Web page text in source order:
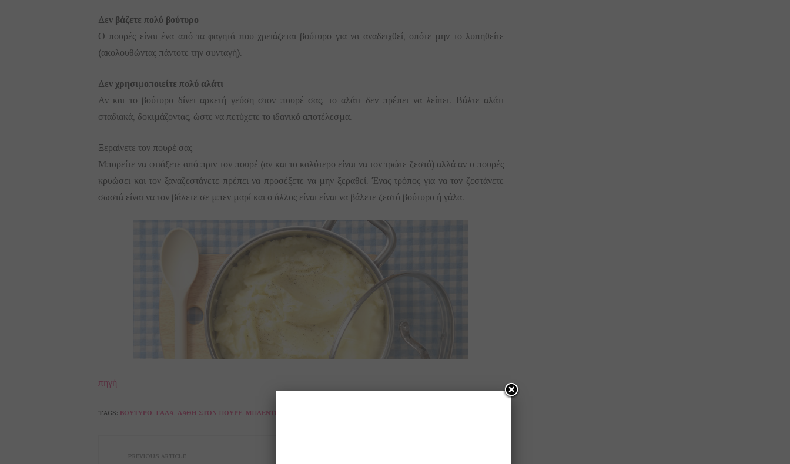
Δεν βάζετε πολύ βούτυρο
Ο πουρές είναι ένα από τα φαγητά που χρειάζεται βούτυρο για να αναδειχθεί, οπότε μην το λυπηθείτε
(ακολουθώντας πάντοτε την συνταγή).
Δεν χρησιμοποιείτε πολύ αλάτι
Αν και το βούτυρο δίνει αρκετή γεύση στον πουρέ σας, το αλάτι δεν πρέπει να λείπει. Βάλτε αλάτι
σταδιακά, δοκιμάζοντας, ώστε να πετύχετε το ιδανικό αποτέλεσμα.
Ξεραίνετε τον πουρέ σας
Μπορείτε να φτιάξετε από πριν τον πουρέ (αν και το καλύτερο είναι να τον τρώτε ζεστό) αλλά αν ο πουρές
κρυώσει και τον ξαναζεστάνετε πρέπει να προσέξετε να μην ξεραθεί. Ένας τρόπος για να τον ζεστάνετε
σωστά είναι να τον βάλετε σε μπεν μαρί και ο άλλος είναι είναι να βάλετε ζεστό βούτυρο ή γάλα.
πηγή
TAGS: ΒΟΎΤΥΡΟ, ΓΆΛΑ, ΛΆΘΗ ΣΤΟΝ ΠΟΥΡΈ, ΜΠΛΈΝΤΕΡ
PREVIOUS ARTICLE